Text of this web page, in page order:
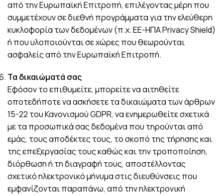
από την Ευρωπαϊκή Επιτροπή, επιλέγοντας μέρη που
συμμετέχουν σε διεθνή προγράμματα για την ελεύθερη
κυκλοφορία των δεδομένων (π.χ. ΕΕ-ΗΠΑ Privacy Shield)
ή που υλοποιούνται σε χώρες που θεωρούνται
ασφαλείς από την Ευρωπαϊκή Επιτροπή.
Τα δικαιώματά σας
Εφόσον το επιθυμείτε, μπορείτε να αιτηθείτε
οποτεδήποτε να ασκήσετε τα δικαιώματα των άρθρων
15-22 του Κανονισμού GDPR, να ενημερωθείτε σχετικά
με τα προσωπικά σας δεδομένα που τηρούνται από
εμάς, τους αποδέκτες τους, το σκοπό της τήρησης και
της επεξεργασίας τους καθώς και την τροποποίηση,
διόρθωση ή τη διαγραφή τους, αποστέλλοντας
σχετικό ηλεκτρονικό μήνυμα στις διευθύνσεις που
εμφανίζονται παραπάνω, από την ηλεκτρονική